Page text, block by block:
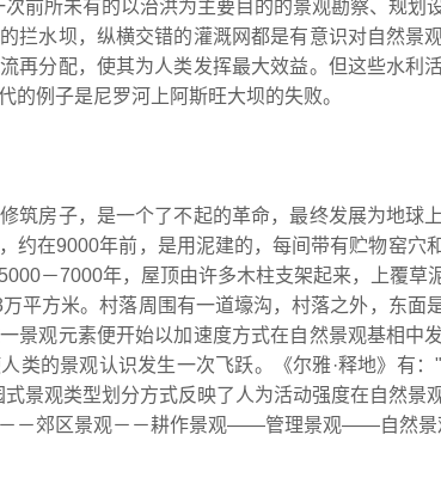
前所未有的以治洪为主要目的的景观勘察、规划
拦水坝，纵横交错的灌溉网都是有意识对自然景
再分配，使其为人类发挥最大效益。但这些水利
代的例子是尼罗河上阿斯旺大坝的失败。
筑房子，是一个了不起的革命，最终发展为地球
约在9000年前，是用泥建的，每间带有贮物窑穴
－7000年，屋顶由许多木柱支架起来，上覆草
平方米。村落周围有一道壕沟，村落之外，东面
景观元素便开始以加速度方式在自然景观基相中
类的景观认识发生一次飞跃。《尔雅·释地》有
景观类型划分方式反映了人为活动强度在自然景
－－郊区景观－－耕作景观——管理景观——自